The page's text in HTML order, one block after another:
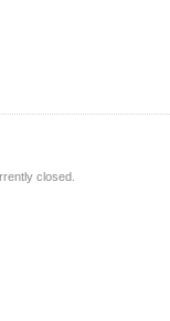
closed.